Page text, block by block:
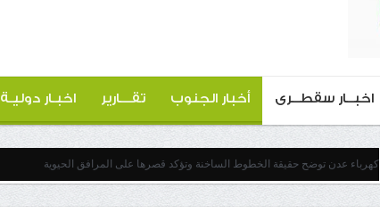
اخبــار سقطــرى أخبار الجنوب تقـــارير اخبـار دوليـة
كهرباء عدن توضح حقيقة الخطوط الساخنة وتؤكد قصرها على المرافق الحيوية